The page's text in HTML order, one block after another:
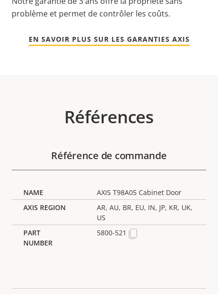
problème et permet de contrôler les coûts.
EN SAVOIR PLUS SUR LES GARANTIES AXIS
Références
Référence de commande
AXIS T98A05 Cabinet Door
AR, AU, BR, EU, IN, JP, KR, UK,
US
5800-521